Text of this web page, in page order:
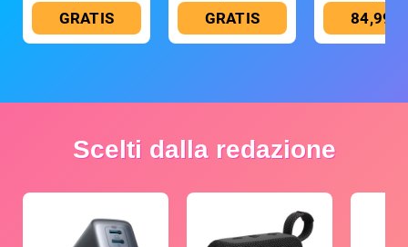
GRATIS GRATIS 84,99 €
Scelti dalla redazione